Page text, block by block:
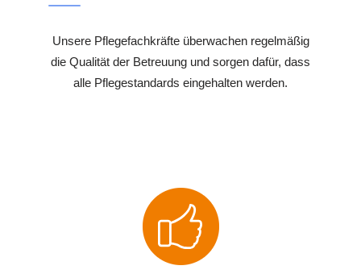
Unsere Pflegefachkräfte überwachen regelmäßig
die Qualität der Betreuung und sorgen dafür, dass
alle Pflegestandards eingehalten werden.